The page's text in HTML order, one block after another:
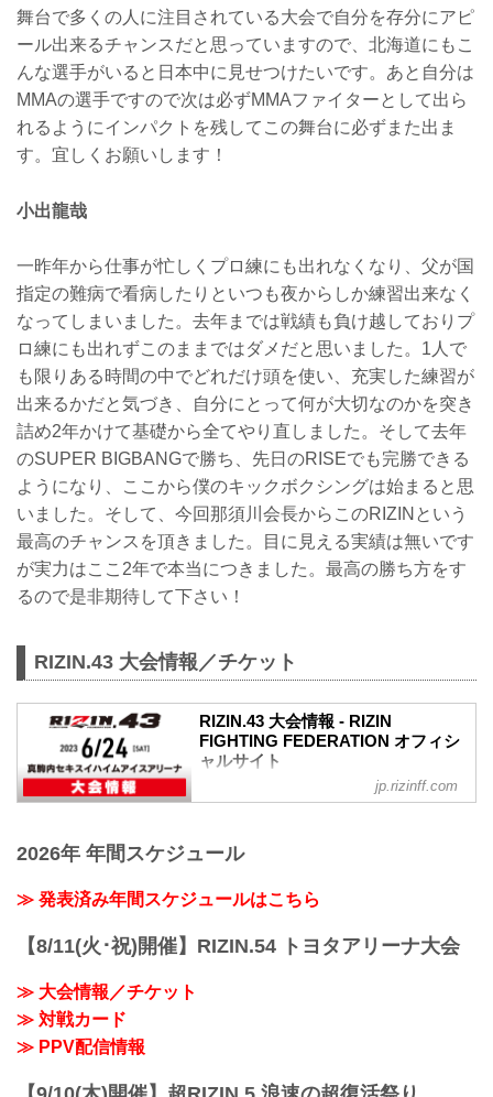
舞台で多くの人に注目されている大会で自分を存分にアピ
ール出来るチャンスだと思っていますので、北海道にもこ
んな選手がいると日本中に見せつけたいです。あと自分は
MMAの選手ですので次は必ずMMAファイターとして出ら
れるようにインパクトを残してこの舞台に必ずまた出ま
す。宜しくお願いします！
小出龍哉
一昨年から仕事が忙しくプロ練にも出れなくなり、父が国
指定の難病で看病したりといつも夜からしか練習出来なく
なってしまいました。去年までは戦績も負け越しておりプ
ロ練にも出れずこのままではダメだと思いました。1人で
も限りある時間の中でどれだけ頭を使い、充実した練習が
出来るかだと気づき、自分にとって何が大切なのかを突き
詰め2年かけて基礎から全てやり直しました。そして去年
のSUPER BIGBANGで勝ち、先日のRISEでも完勝できる
ようになり、ここから僕のキックボクシングは始まると思
いました。そして、今回那須川会長からこのRIZINという
最高のチャンスを頂きました。目に見える実績は無いです
が実力はここ2年で本当につきました。最高の勝ち方をす
るので是非期待して下さい！
RIZIN.43 大会情報／チケット
RIZIN.43 大会情報 - RIZIN
FIGHTING FEDERATION オフィシ
ャルサイト
youtu.be
開催日時
14:00開始（予定）
※開場・開始時間は予定です。決定次第
予定時間が前後することがありますので
jp.rizinff.com
2026年 年間スケジュール
≫ 発表済み年間スケジュールはこちら
【8/11(火･祝)開催】RIZIN.54 トヨタアリーナ大会
≫ 大会情報／チケット
≫ 対戦カード
≫ PPV配信情報